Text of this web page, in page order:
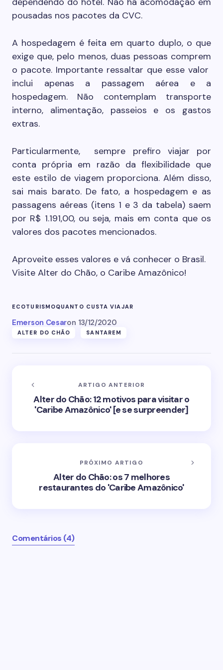
pousadas nos pacotes da CVC.
A hospedagem é feita em quarto duplo, o que
exige que, pelo menos, duas pessoas comprem
o pacote. Importante ressaltar que esse valor
inclui apenas a passagem aérea e a
hospedagem. Não contemplam transporte
interno, alimentação, passeios e os gastos
extras.
Particularmente, sempre prefiro viajar por
conta própria em razão da flexibilidade que
este estilo de viagem proporciona. Além disso,
sai mais barato. De fato, a hospedagem e as
passagens aéreas (itens 1 e 3 da tabela) saem
por R$ 1.191,00, ou seja, mais em conta que os
valores dos pacotes mencionados.
Aproveite esses valores e vá conhecer o Brasil.
Visite Alter do Chão, o Caribe Amazônico!
ECOTURISMOQUANTO CUSTA VIAJAR
Emerson Cesaron 13/12/2020
ALTER DO CHÃO SANTAREM
ARTIGO ANTERIOR
Alter do Chão: 12 motivos para visitar o
'Caribe Amazônico' [e se surpreender]
PRÓXIMO ARTIGO
Alter do Chão: os 7 melhores
restaurantes do 'Caribe Amazônico'
Comentários (4)